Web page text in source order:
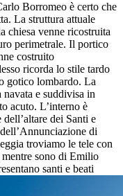
Borromeo è certo che
La struttura attuale
chiesa venne ricostruita
perimetrale. Il portico
costruito
ricorda lo stile tardo
gotico lombardo. La
navata e suddivisa in
acuto. L’interno è
dei Santi e
di
troviamo le tele con
sono di Emilio
santi e beati